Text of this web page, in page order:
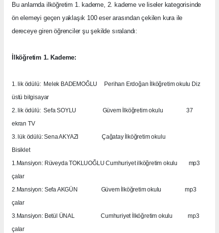
Bu anlamda ilköğretim 1. kademe, 2. kademe ve liseler kategorisinde
ön elemeyi geçen yaklaşık 100 eser arasından çekilen kura ile
dereceye giren öğrenciler şu şekilde sıralandı:
İlköğretim 1. Kademe:
1. lik ödülü: Melek BADEMOĞLU
Perihan Erdoğan İlköğretim okulu Diz
üstü bilgisayar
2. lik ödülü: Sefa SOYLU Güvem İlköğretim okulu
37
ekran TV
3. lük ödülü: Sena AKYAZI
Çağatay İlköğretim okulu
Bisiklet
1.Mansiyon: Rüveyda TOKLUOĞLU Cumhuriyet ilköğretim okulu
mp3
çalar
2.Mansiyon: Sefa AKGÜN
Güvem İlköğretim okulu
mp3
çalar
3.Mansiyon: Betül ÜNAL
Cumhuriyet İlköğretim okulu
mp3
çalar